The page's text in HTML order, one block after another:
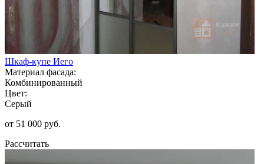
Шкаф-купе Иего
Материал фасада:
Комбинированный
Цвет:
Серый
от 51 000 руб.
Рассчитать